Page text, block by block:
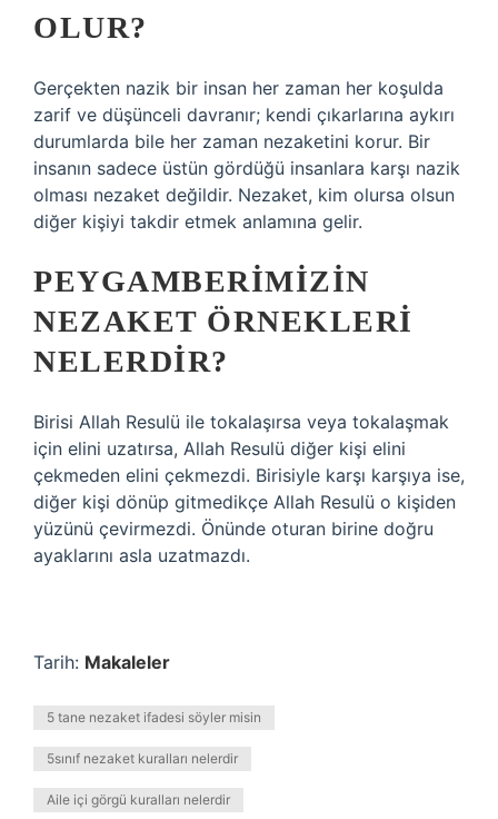
OLUR?
Gerçekten nazik bir insan her zaman her koşulda
zarif ve düşünceli davranır; kendi çıkarlarına aykırı
durumlarda bile her zaman nezaketini korur. Bir
insanın sadece üstün gördüğü insanlara karşı nazik
olması nezaket değildir. Nezaket, kim olursa olsun
diğer kişiyi takdir etmek anlamına gelir.
PEYGAMBERIMIZIN
NEZAKET ÖRNEKLERI
NELERDIR?
Birisi Allah Resulü ile tokalaşırsa veya tokalaşmak
için elini uzatırsa, Allah Resulü diğer kişi elini
çekmeden elini çekmezdi. Birisiyle karşı karşıya ise,
diğer kişi dönüp gitmedikçe Allah Resulü o kişiden
yüzünü çevirmezdi. Önünde oturan birine doğru
ayaklarını asla uzatmazdı.
Tarih: Makaleler
5 tane nezaket ifadesi söyler misin
5sınıf nezaket kuralları nelerdir
Aile içi görgü kuralları nelerdir